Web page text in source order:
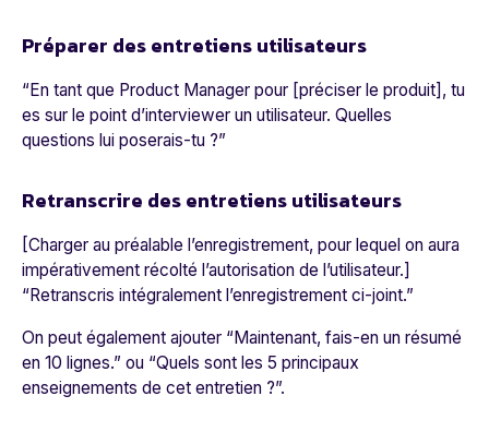
Préparer des entretiens utilisateurs
“En tant que Product Manager pour [préciser le produit], tu
es sur le point d’interviewer un utilisateur. Quelles
questions lui poserais-tu ?”
Retranscrire des entretiens utilisateurs
[Charger au préalable l’enregistrement, pour lequel on aura
impérativement récolté l’autorisation de l’utilisateur.]
“Retranscris intégralement l’enregistrement ci-joint.”
On peut également ajouter “Maintenant, fais-en un résumé
en 10 lignes.” ou “Quels sont les 5 principaux
enseignements de cet entretien ?”.